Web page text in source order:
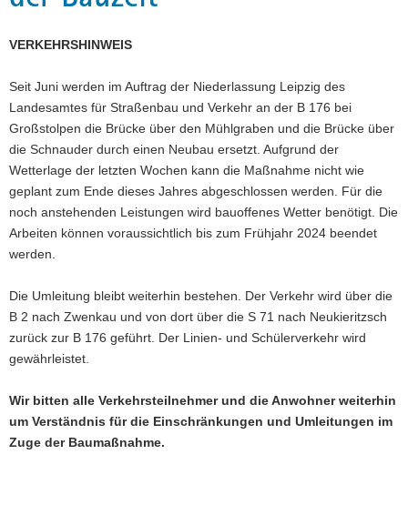
v
g
a
t
i
o
n
VERKEHRSHINWEIS
Seit Juni werden im Auftrag der Niederlassung Leipzig des
Landesamtes für Straßenbau und Verkehr an der B 176 bei
Großstolpen die Brücke über den Mühlgraben und die Brücke über
die Schnauder durch einen Neubau ersetzt. Aufgrund der
Wetterlage der letzten Wochen kann die Maßnahme nicht wie
geplant zum Ende dieses Jahres abgeschlossen werden. Für die
noch anstehenden Leistungen wird bauoffenes Wetter benötigt. Die
Arbeiten können voraussichtlich bis zum Frühjahr 2024 beendet
werden.
Die Umleitung bleibt weiterhin bestehen. Der Verkehr wird über die
B 2 nach Zwenkau und von dort über die S 71 nach Neukieritzsch
zurück zur B 176 geführt. Der Linien- und Schülerverkehr wird
gewährleistet.
Wir bitten alle Verkehrsteilnehmer und die Anwohner weiterhin
um Verständnis für die Einschränkungen und Umleitungen im
Zuge der Baumaßnahme.